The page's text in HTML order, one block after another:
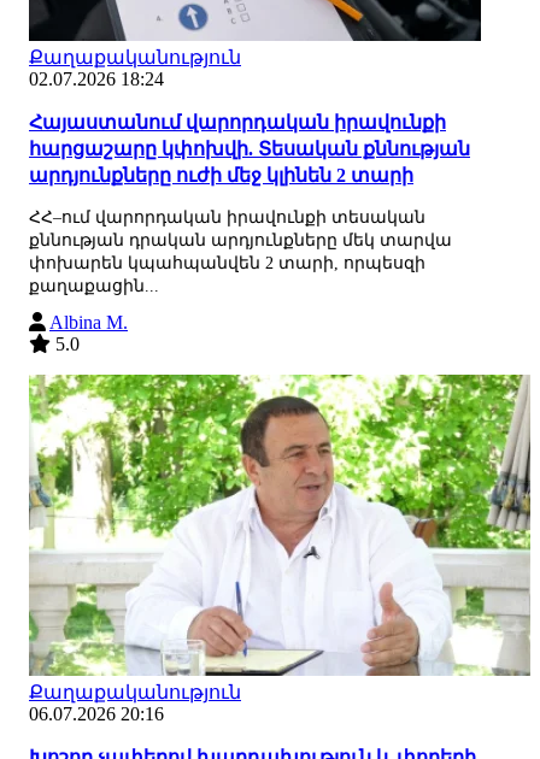
Քաղաքականություն
02.07.2026 18:24
Հայաստանում վարորդական իրավունքի
հարցաշարը կփոխվի. Տեսական քննության
արդյունքները ուժի մեջ կլինեն 2 տարի
ՀՀ–ում վարորդական իրավունքի տեսական
քննության դրական արդյունքները մեկ տարվա
փոխարեն կպահպանվեն 2 տարի, որպեսզի
քաղաքացին...
Albina M.
5.0
Քաղաքականություն
06.07.2026 20:16